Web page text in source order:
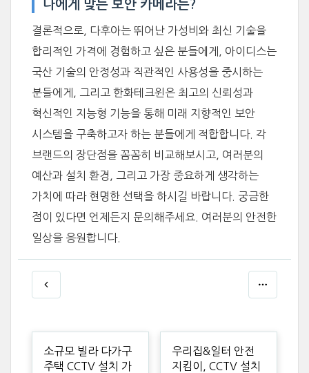
나에게 맞는 보안 카메라는?
결론적으로, 다후아는 뛰어난 가성비와 최신 기술을
합리적인 가격에 경험하고 싶은 분들에게, 아이디스는
국산 기술의 안정성과 직관적인 사용성을 중시하는
분들에게, 그리고 한화테크윈은 최고의 신뢰성과
혁신적인 지능형 기능을 통해 미래 지향적인 보안
시스템을 구축하고자 하는 분들에게 적합합니다. 각
브랜드의 장단점을 꼼꼼히 비교해보시고, 여러분의
예산과 설치 환경, 그리고 가장 중요하게 생각하는
가치에 따라 현명한 선택을 하시길 바랍니다. 궁금한
점이 있다면 언제든지 문의해주세요. 여러분의 안전한
일상을 응원합니다.
소규모 빌라 다가구
주택 CCTV 설치 가
우리집&일터 안전
지킴이, CCTV 설치